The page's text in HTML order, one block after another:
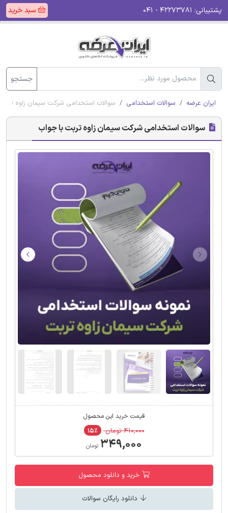
پشتیبانی: سبد خرید
جستجو
ایران عرضه سوالات استخدامی سوالات استخدامی شرکت سیمان زاوه
سوالات استخدامی شرکت سیمان زاوه تربت با جواب
قیمت خرید این محصول
۴۱۰,۰۰۰ تومان ۱۵٪
۳۴۹,۰۰۰ تومان
خرید و دانلود محصول
دانلود رایگان سوالات